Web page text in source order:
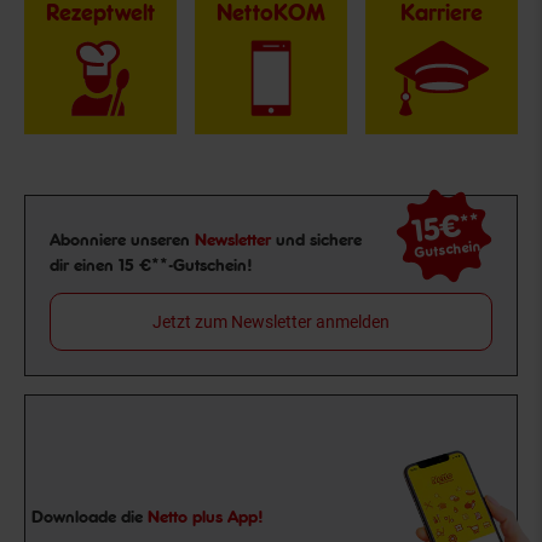
Rezeptwelt NettoKOM Karriere
Newsletter Anmeldung
Abonniere unseren Newsletter und sichere
dir einen 15 €**-Gutschein!
15€**
Gutschein
Jetzt zum Newsletter anmelden
Downloade die Netto plus App!